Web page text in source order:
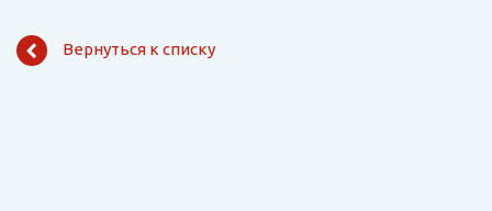
Вернуться к списку